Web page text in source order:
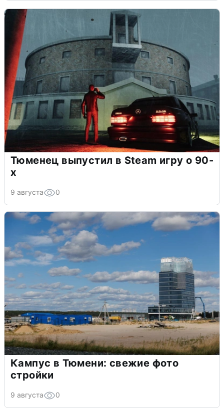
Тюменец выпустил в Steam игру о 90-
х
9 августа 0
Кампус в Тюмени: свежие фото
стройки
9 августа 0